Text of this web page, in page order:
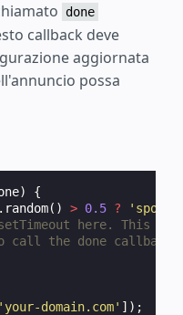
done
callback deve
aggiornata
possa
)
{
. random() > 0.5 ?
'sport'
here. This
call the done callback
'your-domain.com' ]);